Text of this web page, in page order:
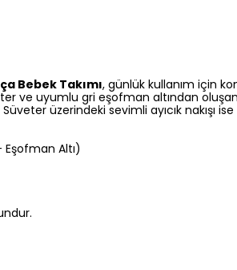
Bebek Takımı, günlük kullanım için
ve uyumlu gri eşofman altından
üzerindeki sevimli ayıcık nakışı ise
Altı)